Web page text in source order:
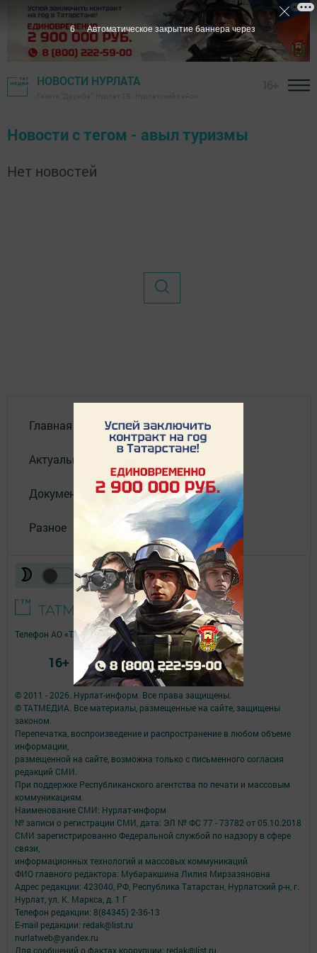
НОВОСТИ НУРЛАТА
Новости с тегом - авыл туризмы
Нет новостей
Главная
Актуальное видео
Документы
Разное
© 2011 - 2026. Нурлат-⁠информ. Все права защищены.
© ТАТМЕДИА. Все материалы, размещенные на сайте, защищены
законом.
Перепечатка, воспроизведение и распространение в любом объеме
информации,
размещенной на сайте, возможна только с письменного согласия
редакций СМИ.
При поддержке Республиканского агентства по печати и массовым
коммуникациям.
Наименование СМИ: Нурлат-⁠информ
№ записи о регистрации СМИ, дата: ЭЛ № ФС 77 -⁠ 73782 от 05.10.2018
СМИ зарегистрированно Федеральной службой по надзору в сфере
связи,
информационных технологий и массовых коммуникаций
ФИО главного редактора: Мубаракшина Лилия Мирзазяновна
Адрес редакции: 423040, РФ, Республика Татарстан, Нурлатский р-н, г.
Нурлат, ул. К. Маркса, д. 1 Г
Телефон редакции: 8(84345) 2-36-13
E-mail редакции: redak@list.ru
nurlatweb@yandex.ru
Для сообщений о фактах коррупции: redak@list.ru ,
Телефон АО «ТАТМЕДИА»:(843) 222 09 84
16+
6 Автоматическое закрытие баннера через